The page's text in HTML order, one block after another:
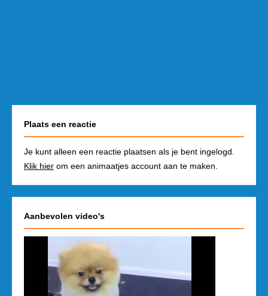
Plaats een reactie
Je kunt alleen een reactie plaatsen als je bent ingelogd.
Klik hier om een animaatjes account aan te maken.
Aanbevolen video's